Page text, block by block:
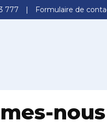
777 Formulaire de